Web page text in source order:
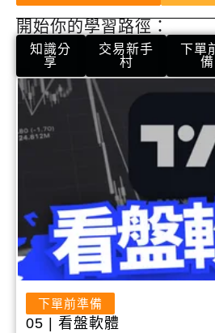
開始你的學習路徑：
知識分
享
交易新手
村
下單
備
下單前準備
05 | 看盤軟體